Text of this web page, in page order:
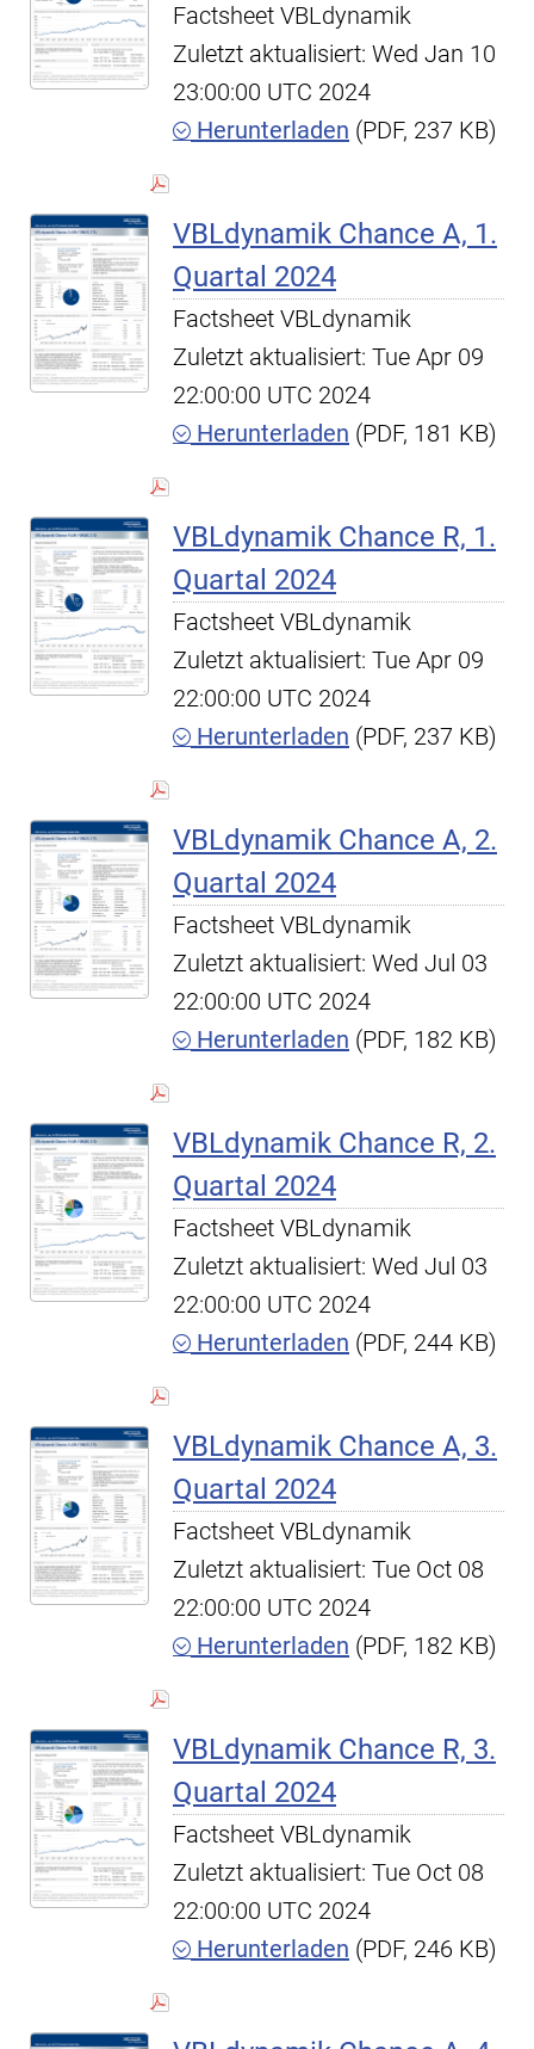
Factsheet VBLdynamik
Zuletzt aktualisiert: Wed Jan 10
23:00:00 UTC 2024
Herunterladen (PDF, 237 KB)
VBLdynamik Chance A, 1.
Quartal 2024
Factsheet VBLdynamik
Zuletzt aktualisiert: Tue Apr 09
22:00:00 UTC 2024
Herunterladen (PDF, 181 KB)
VBLdynamik Chance R, 1.
Quartal 2024
Factsheet VBLdynamik
Zuletzt aktualisiert: Tue Apr 09
22:00:00 UTC 2024
Herunterladen (PDF, 237 KB)
VBLdynamik Chance A, 2.
Quartal 2024
Factsheet VBLdynamik
Zuletzt aktualisiert: Wed Jul 03
22:00:00 UTC 2024
Herunterladen (PDF, 182 KB)
VBLdynamik Chance R, 2.
Quartal 2024
Factsheet VBLdynamik
Zuletzt aktualisiert: Wed Jul 03
22:00:00 UTC 2024
Herunterladen (PDF, 244 KB)
VBLdynamik Chance A, 3.
Quartal 2024
Factsheet VBLdynamik
Zuletzt aktualisiert: Tue Oct 08
22:00:00 UTC 2024
Herunterladen (PDF, 182 KB)
VBLdynamik Chance R, 3.
Quartal 2024
Factsheet VBLdynamik
Zuletzt aktualisiert: Tue Oct 08
22:00:00 UTC 2024
Herunterladen (PDF, 246 KB)